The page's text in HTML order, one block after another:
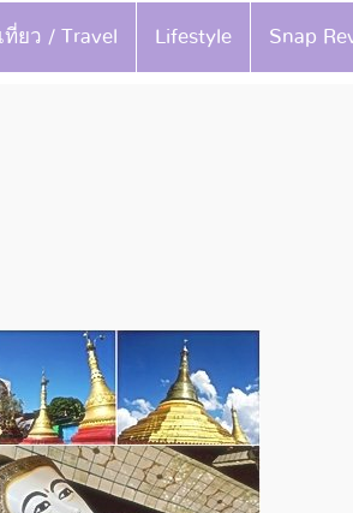
ที่ยว / Travel Lifestyle Snap